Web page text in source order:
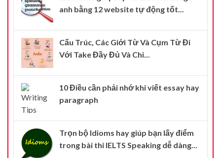
anh bằng 12 website tự động tốt...
Cấu Trúc, Các Giới Từ Và Cụm Từ Đi
Với Take Đầy Đủ Và Chi...
10 Điều cần phải nhớ khi viết essay hay
paragraph
Trọn bộ Idioms hay giúp bạn lấy điểm
trong bài thi IELTS Speaking dễ dàng...